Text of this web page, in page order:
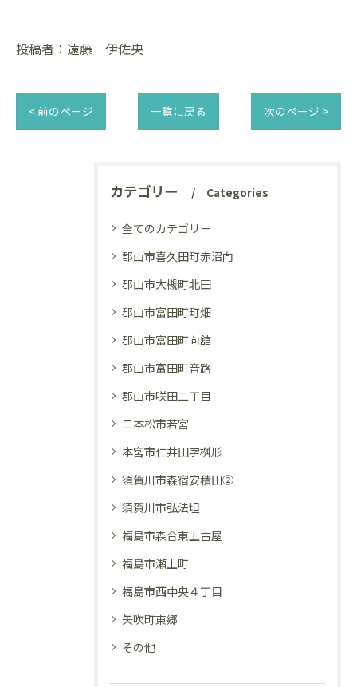
投稿者：遠藤 伊佐央
< 前のページ 一覧に戻る 次のページ >
カテゴリー Categories
全てのカテゴリー
郡山市喜久田町赤沼向
郡山市大槻町北田
郡山市富田町町畑
郡山市富田町向舘
郡山市富田町音路
郡山市咲田二丁目
二本松市若宮
本宮市仁井田字桝形
須賀川市森宿安積田②
須賀川市弘法坦
福島市森合東上古屋
福島市瀬上町
福島市西中央４丁目
矢吹町東郷
その他